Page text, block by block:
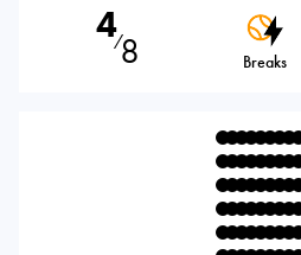
4⁄8 Breaks